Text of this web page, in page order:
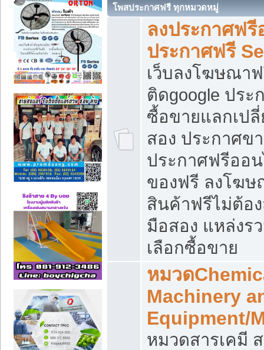
โพสประกาศฟรี ทุกหมวดหมู่
ลงประกาศฟ
ประกาศฟรี
เว็บลงโฆษณา
ติดgoogle ปร
ซื้อขายแลกเป
สอง ประกาศข
ประกาศฟรีออ
ของฟรี ลงโฆ
สินค้าฟรีไม่ต้อ
มือสอง แหล่งร
เลือกซื้อขาย
หมวด
Machinery
Equipment/
หมวดสารเคมี